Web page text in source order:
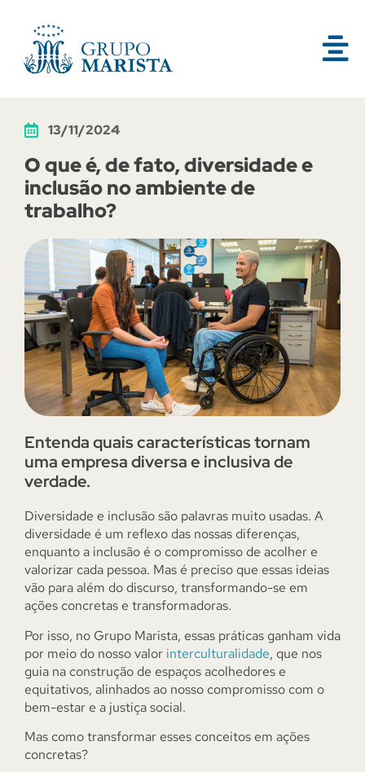
13/11/2024
O que é, de fato, diversidade e
inclusão no ambiente de
trabalho?
Entenda quais características tornam
uma empresa diversa e inclusiva de
verdade.
Diversidade e inclusão são palavras muito usadas. A
diversidade é um reflexo das nossas diferenças,
enquanto a inclusão é o compromisso de acolher e
valorizar cada pessoa. Mas é preciso que essas ideias
vão para além do discurso, transformando-se em
ações concretas e transformadoras.
Por isso, no Grupo Marista, essas práticas ganham vida
por meio do nosso valor interculturalidade, que nos
guia na construção de espaços acolhedores e
equitativos, alinhados ao nosso compromisso com o
bem-estar e a justiça social.
Mas como transformar esses conceitos em ações
concretas?